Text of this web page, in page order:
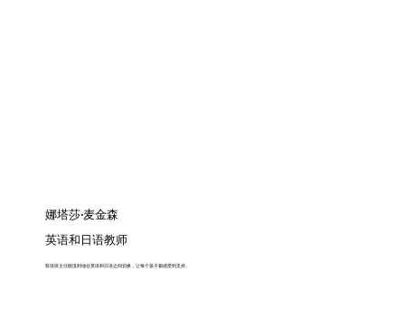
娜塔莎·麦金森
英语和日语教师
双语班主任能流利地在英语和日语之间切换，让每个孩子都感受到支持。